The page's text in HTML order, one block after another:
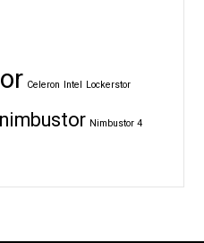
Celeron Intel Lockerstor
nimbustor Nimbustor 4